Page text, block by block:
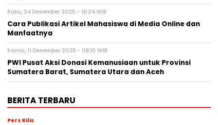
Rabu, 24 Desember 2025 - 16:24 WIB
Cara Publikasi Artikel Mahasiswa di Media Online dan
Manfaatnya
Kamis, 11 Desember 2025 - 08:10 WIB
PWI Pusat Aksi Donasi Kemanusiaan untuk Provinsi
Sumatera Barat, Sumatera Utara dan Aceh
BERITA TERBARU
Pers Rilis